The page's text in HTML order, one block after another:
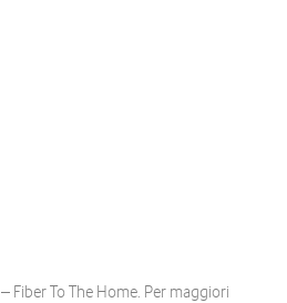
– Fiber To The Home. Per maggiori